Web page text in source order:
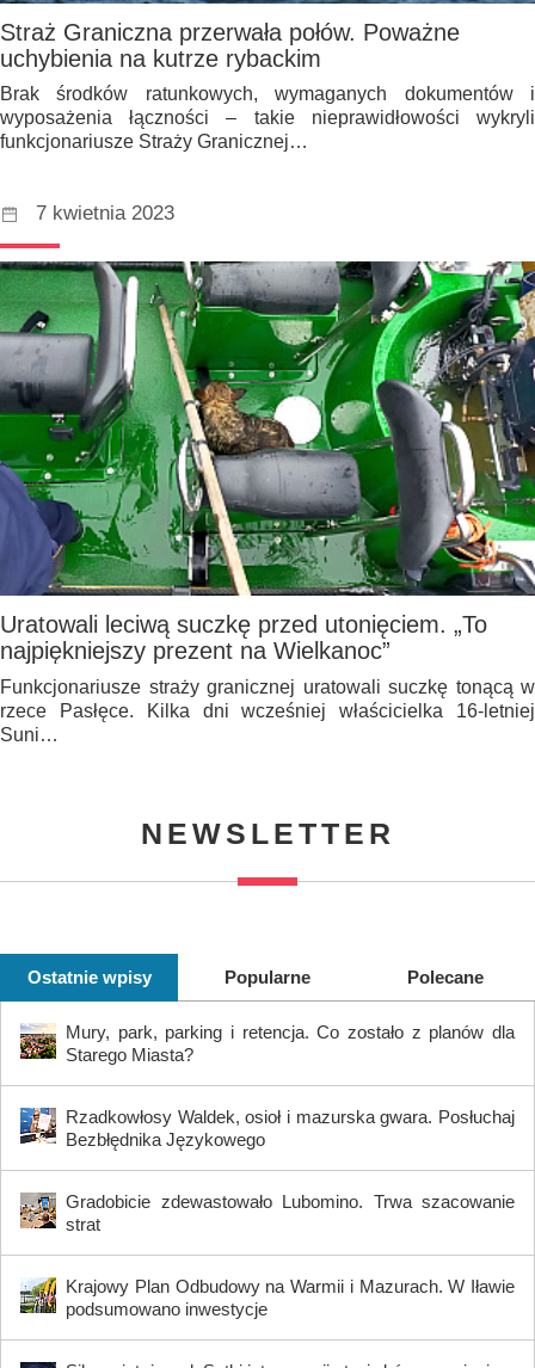
Straż Graniczna przerwała połów. Poważne
uchybienia na kutrze rybackim
Brak środków ratunkowych, wymaganych dokumentów i
wyposażenia łączności – takie nieprawidłowości wykryli
funkcjonariusze Straży Granicznej…
7 kwietnia 2023
Uratowali leciwą suczkę przed utonięciem. „To
najpiękniejszy prezent na Wielkanoc”
Funkcjonariusze straży granicznej uratowali suczkę tonącą w
rzece Pasłęce. Kilka dni wcześniej właścicielka 16-letniej
Suni…
NEWSLETTER
Ostatnie wpisy Popularne Polecane
Mury, park, parking i retencja. Co zostało z planów dla
Starego Miasta?
Rzadkowłosy Waldek, osioł i mazurska gwara. Posłuchaj
Bezbłędnika Językowego
Gradobicie zdewastowało Lubomino. Trwa szacowanie
strat
Krajowy Plan Odbudowy na Warmii i Mazurach. W Iławie
podsumowano inwestycje